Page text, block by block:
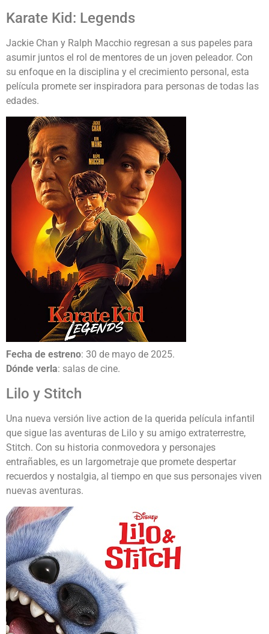
Karate Kid: Legends
Jackie Chan y Ralph Macchio regresan a sus papeles para
asumir juntos el rol de mentores de un joven peleador. Con
su enfoque en la disciplina y el crecimiento personal, esta
película promete ser inspiradora para personas de todas las
edades.
Fecha de estreno: 30 de mayo de 2025.
Dónde verla: salas de cine.
Lilo y Stitch
Una nueva versión live action de la querida película infantil
que sigue las aventuras de Lilo y su amigo extraterrestre,
Stitch. Con su historia conmovedora y personajes
entrañables, es un largometraje que promete despertar
recuerdos y nostalgia, al tiempo en que sus personajes viven
nuevas aventuras.